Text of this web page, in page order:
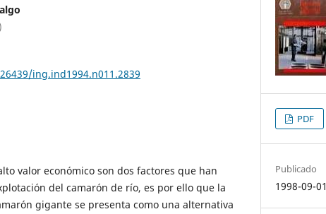
ing.ind1994.n011.2839
valor económico son dos factores que han
del camarón de río, es por ello que la
gigante se presenta como una alternativa
PDF
Publicado
1998-09-01